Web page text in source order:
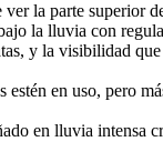
la parte superior
la lluvia con
y la visibilidad
en uso, pero
en lluvia intensa